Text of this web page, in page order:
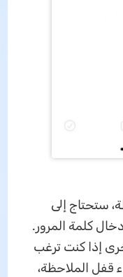
ستحتاج إلى
كلمة المرور.
إذا كنت ترغب
قفل الملاحظة،